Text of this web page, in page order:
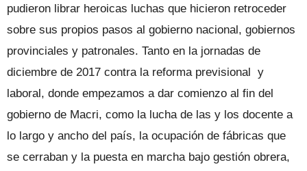
pudieron librar heroicas luchas que hicieron retroceder
sobre sus propios pasos al gobierno nacional, gobiernos
provinciales y patronales. Tanto en la jornadas de
diciembre de 2017 contra la reforma previsional y
laboral, donde empezamos a dar comienzo al fin del
gobierno de Macri, como la lucha de las y los docente a
lo largo y ancho del país, la ocupación de fábricas que
se cerraban y la puesta en marcha bajo gestión obrera,